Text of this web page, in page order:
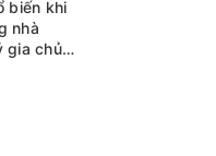
biến khi
nhà
gia chủ